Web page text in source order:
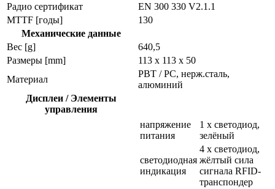
Радио сертификат
EN 300 330 V2.1.1
MTTF [годы]
130
Механические данные
Вес [g]
640,5
Размеры [mm]
113 x 113 x 50
Материал
PBT / PC, нерж.сталь,
алюминий
Дисплеи / Элементы
управления
напряжение
питания
1 x светодиод,
зелёный
светодиодная
индикация
4 x светодиод,
жёлтый сила
сигнала RFID-
транспондер